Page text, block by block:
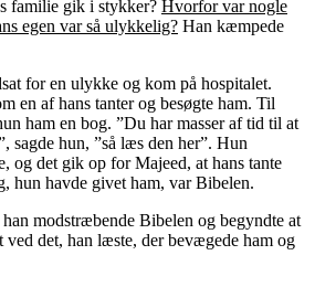
familie gik i stykker? Hvorfor var nogle
egen var så ulykkelig? Han kæmpede
for en ulykke og kom på hospitalet.
en af hans tanter og besøgte ham. Til
ham en bog. ”Du har masser af tid til at
sagde hun, ”så læs den her”. Hun
og det gik op for Majeed, at hans tante
hun havde givet ham, var Bibelen.
modstræbende Bibelen og begyndte at
det, han læste, der bevægede ham og